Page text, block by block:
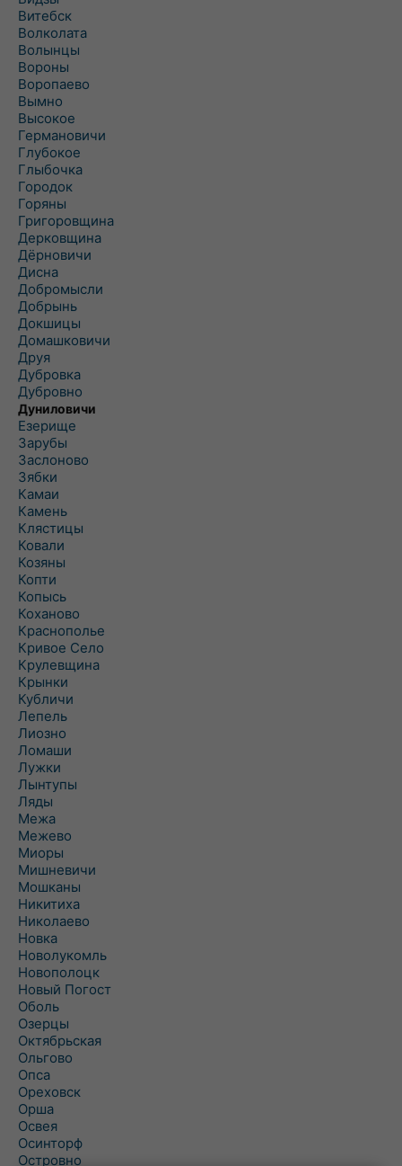
Витебск
Волколата
Волынцы
Вороны
Воропаево
Вымно
Высокое
Германовичи
Глубокое
Глыбочка
Городок
Горяны
Григоровщина
Дерковщина
Дёрновичи
Дисна
Добромысли
Добрынь
Докшицы
Домашковичи
Друя
Дубровка
Дубровно
Дуниловичи
Езерище
Зарубы
Заслоново
Зябки
Камаи
Камень
Клястицы
Ковали
Козяны
Копти
Копысь
Коханово
Краснополье
Кривое Село
Крулевщина
Крынки
Кубличи
Лепель
Лиозно
Ломаши
Лужки
Лынтупы
Ляды
Межа
Межево
Миоры
Мишневичи
Мошканы
Никитиха
Николаево
Новка
Новолукомль
Новополоцк
Новый Погост
Оболь
Озерцы
Октябрьская
Ольгово
Опса
Ореховск
Орша
Освея
Осинторф
Островно